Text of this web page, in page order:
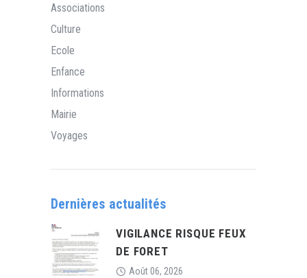
Associations
Culture
Ecole
Enfance
Informations
Mairie
Voyages
Dernières actualités
VIGILANCE RISQUE FEUX
DE FORET
Août 06, 2026